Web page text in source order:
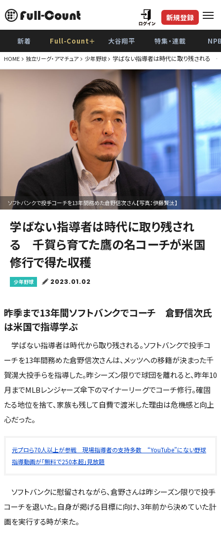
新規登録
新着 Full-Count＋ 大谷翔平 特集・連載
HOME 独立リーグ・アマチュア 少年野球 学ばない指導者は時代に取り残される
ソフトバンクで投手コーチを13年間務めた倉野信次さん【写真：伊藤賢汰】
学ばない指導者は時代に取り残され
る 千賀ら育てた鷹の名コーチが米国
修行で得た収穫
少年野球 2023.01.02
昨季まで13年間ソフトバンクでコーチ 倉野信次氏
は米国で指導学ぶ
学ばない指導者は時代から取り残される。ソフトバンクで投手コ
ーチを13年間務めた倉野信次さんは、メッツへの移籍が決まった千
賀滉大投手らを指導した。昨シーズン限りで球団を離れると、昨年10
月までMLBレンジャーズ傘下のマイナーリーグでコーチ修行。確固
たる地位を捨て、家族も残して自費で渡米した理由は危機感と向上
心だった。
元プロら70人以上が参戦 現場指導者の支持多数 “YouTube”にない野球
指導動画が「無料で250本超」見放題
ソフトバンクに慰留されながら、倉野さんは昨シーズン限りで投手
コーチを退いた。自身が掲げる目標に向け、3年前から決めていた計
画を実行する時が来た。